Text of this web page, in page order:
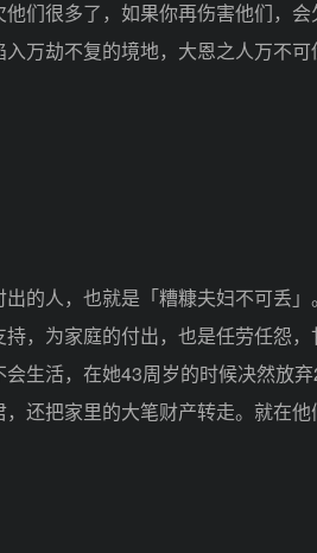
们很多了，如果你再伤害他们，
万劫不复的境地，大恩之人万不可
人，也就是「糟糠夫妇不可丢」
，为家庭的付出，也是任劳任怨
生活，在她43周岁的时候决然放
还把家里的大笔财产转走。就在